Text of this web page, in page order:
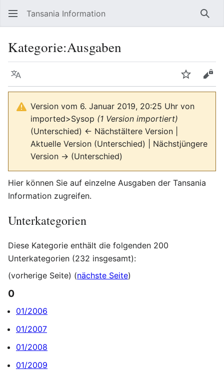
Tansania Information
Kategorie:Ausgaben
Sprache
Version vom 6. Januar 2019, 20:25 Uhr von
imported>Sysop (1 Version importiert)
(Unterschied) ← Nächstältere Version |
Aktuelle Version (Unterschied) | Nächstjüngere
Version → (Unterschied)
Hier können Sie auf einzelne Ausgaben der Tansania
Information zugreifen.
Unterkategorien
Diese Kategorie enthält die folgenden 200
Unterkategorien (232 insgesamt):
(vorherige Seite) (nächste Seite)
0
01/2006
01/2007
01/2008
01/2009